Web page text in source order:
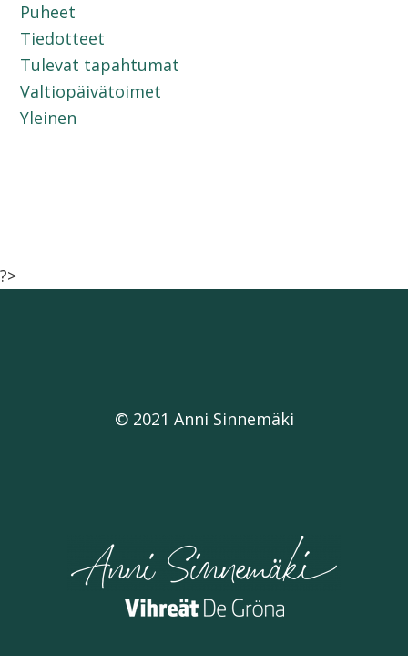
Puheet
Tiedotteet
Tulevat tapahtumat
Valtiopäivätoimet
Yleinen
?>
© 2021 Anni Sinnemäki